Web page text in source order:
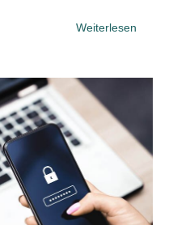
Weiterlesen